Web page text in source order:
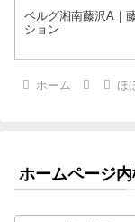
ベルグ湘南藤沢A｜
ション
ホーム ほ
ホームページ